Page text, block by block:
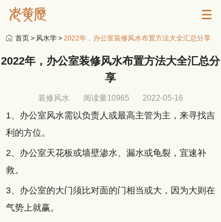
首页> 风水学> 2022年，办公室装修风水布置方法大全汇总分享
2022年，办公室装修风水布置方法大全汇总分
享
装修风水 阅读量10965 2022-05-16
1、办公室风水需以负责人或最高主管为主，来寻找吉
利的方位。
2、办公室天花板或墙壁渗水、漏水或龟裂，宜速补
救。
3、办公室的大门须比对面的门相当或大，因为大则在
气势上就赢。